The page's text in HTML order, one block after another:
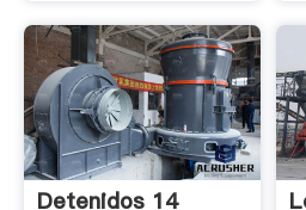
Detenidos 14